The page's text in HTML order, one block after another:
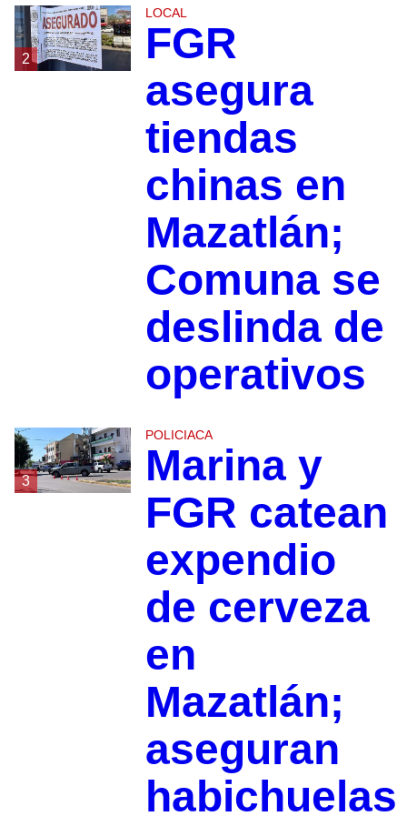
2
LOCAL
FGR
asegura
tiendas
chinas en
Mazatlán;
Comuna se
deslinda de
operativos
3
POLICIACA
Marina y
FGR catean
expendio
de cerveza
en
Mazatlán;
aseguran
habichuelas